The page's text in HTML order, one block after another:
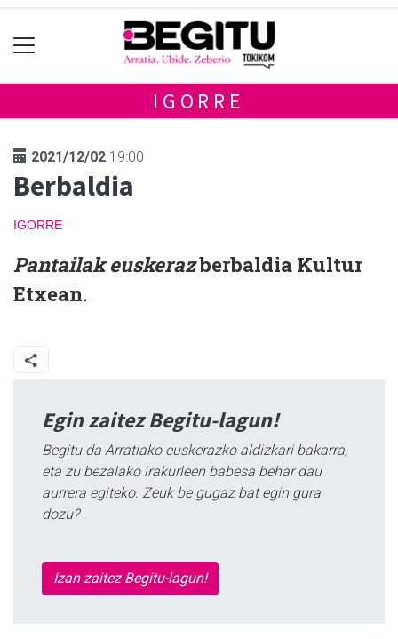
IGORRE
2021/12/02 19:00
Berbaldia
IGORRE
Pantailak euskerazberbaldia Kultur
Etxean.
Egin zaitez Begitu-lagun!
Begitu da Arratiako euskerazko aldizkari bakarra,
eta zu bezalako irakurleen babesa behar dau
aurrera egiteko. Zeuk be gugaz bat egin gura
dozu?
Izan zaitez Begitu-lagun!